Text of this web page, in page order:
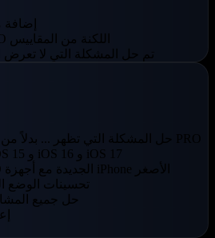
-
- يستخدم لوحة القيادة PRO اللكنة من المقاييس
- تم حل المشكلة التي لا
- حل المشكلة التي تظهر ... بدلاً من السرعة في لوحة القيادة PRO
- تغييرات التوافق لنظام iOS 15 و iOS 16 و iOS 17
- تحسين لوحة القيادة PRO الجديدة مع أجهزة iPhone الأصغر
- تحسينات الوضع
- حل جميع